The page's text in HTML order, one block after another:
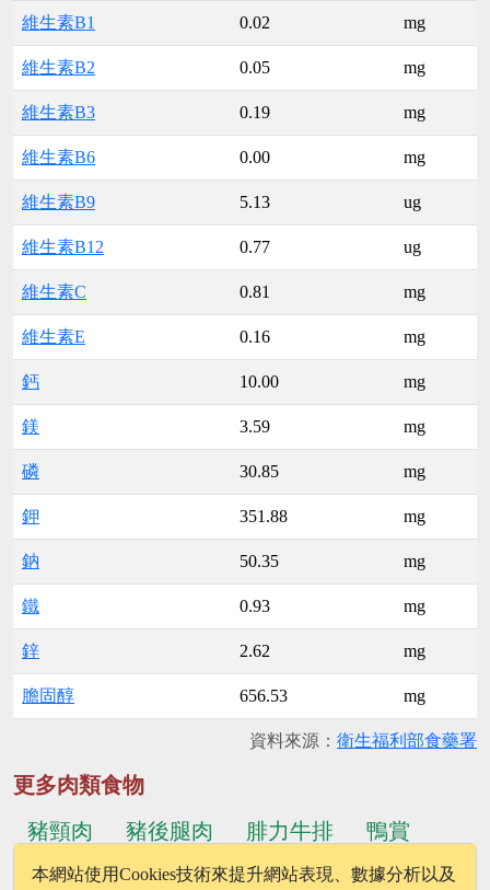
維生素B1 0.02 mg
維生素B2 0.05 mg
維生素B3 0.19 mg
維生素B6 0.00 mg
維生素B9 5.13 ug
維生素B12 0.77 ug
維生素C 0.81 mg
維生素E 0.16 mg
鈣 10.00 mg
鎂 3.59 mg
磷 30.85 mg
鉀 351.88 mg
鈉 50.35 mg
鐵 0.93 mg
鋅 2.62 mg
膽固醇 656.53 mg
資料來源： 衛生福利部食藥署
更多肉類食物
豬頸肉
豬後腿肉 腓力牛排
鴨賞
豬腳筋
沙朗牛排 ...更多食物
本網站使用Cookies技術來提升網站表現、數據分析以及